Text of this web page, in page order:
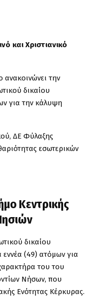
και Χριστιανικό
ανακοινώνει την
δικαίου
για την κάλυψη
ΔΕ Φύλαξης
εσωτερικών
Κεντρικής
δικαίου
(49) ατόμων για
του του
Νήσων, που
Ενότητας Κέρκυρας.